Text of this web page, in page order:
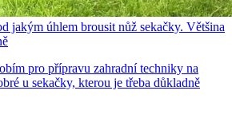
jakým úhlem brousit nůž sekačky. Většina
pro přípravu zahradní techniky na
u sekačky, kterou je třeba důkladně